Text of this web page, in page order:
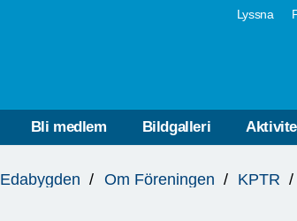
Lyssna
Bli medlem Bildgalleri
Edabygden Om Föreningen KPTR